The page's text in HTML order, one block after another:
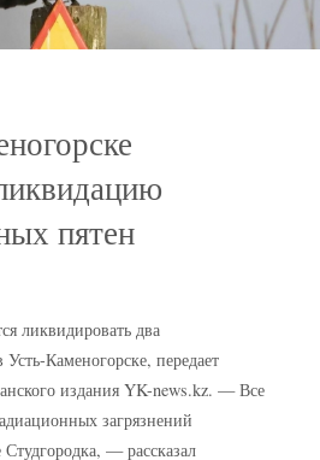
пятен
ликвидировать два
Каменогорске, передает
издания YK-news.kz. — Все
загрязнений
— рассказал